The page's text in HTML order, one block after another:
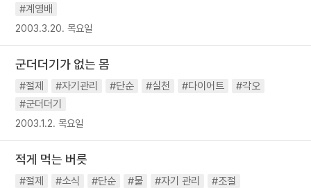
#계영배
2003.3.20. 목요일
군더더기가 없는 몸
#절제 #자기관리 #단순 #실천 #다이어트
#각오
#군더더기
2003.1.2. 목요일
적게 먹는 버릇
#절제 #소식 #단순 #물 #자기 관리 #조절